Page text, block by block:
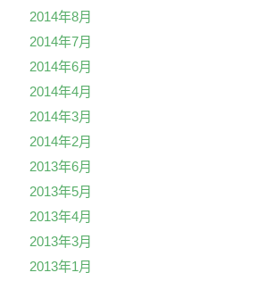
2014年8月
2014年7月
2014年6月
2014年4月
2014年3月
2014年2月
2013年6月
2013年5月
2013年4月
2013年3月
2013年1月